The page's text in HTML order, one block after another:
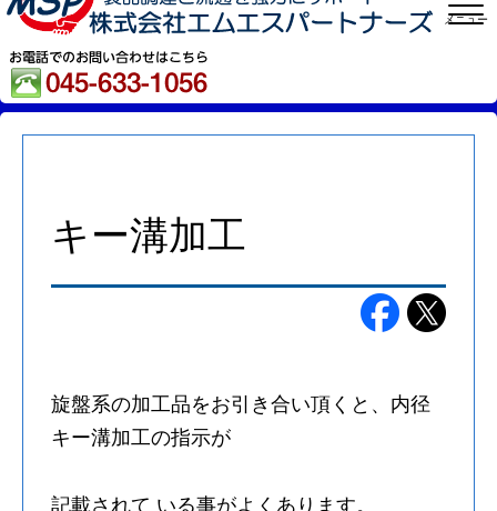
メニュー
キー溝加工
旋盤系の加工品をお引き合い頂くと、内径
キー溝加工の指示が
記載されて いる事がよくあります。